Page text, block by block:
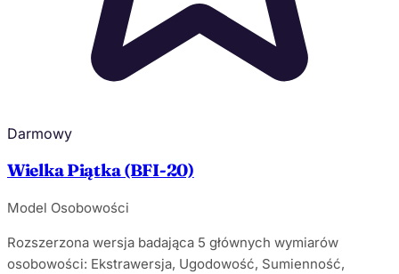
Darmowy
Wielka Piątka (BFI-20)
Model Osobowości
Rozszerzona wersja badająca 5 głównych wymiarów
osobowości: Ekstrawersja, Ugodowość, Sumienność,